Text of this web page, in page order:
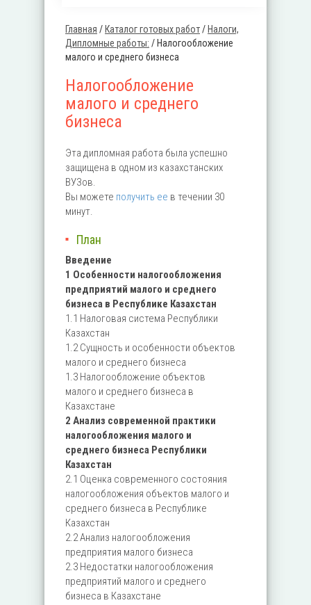
Вы здесь
Главная / Каталог готовых работ/ Налоги,
Дипломные работы: / Налогообложение
малого и среднего бизнеса
Налогообложение
малого и среднего
бизнеса
Эта дипломная работа была успешно
защищена в одном из казахстанских
ВУЗов.
Вы можете получить ее в течении 30
минут.
План
Введение
1 Особенности налогообложения
предприятий малого и среднего
бизнеса в Республике Казахстан
1.1 Налоговая система Республики
Казахстан
1.2 Сущность и особенности объектов
малого и среднего бизнеса
1.3 Налогообложение объектов
малого и среднего бизнеса в
Казахстане
2 Анализ современной практики
налогообложения малого и
среднего бизнеса Республики
Казахстан
2.1 Оценка современного состояния
налогообложения объектов малого и
среднего бизнеса в Республике
Казахстан
2.2 Анализ налогообложения
предприятия малого бизнеса
2.3 Недостатки налогообложения
предприятий малого и среднего
бизнеса в Казахстане